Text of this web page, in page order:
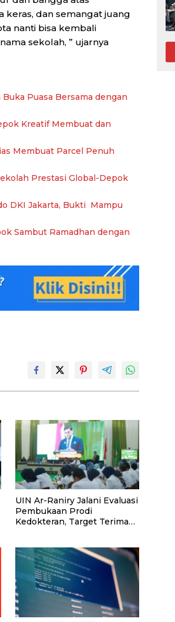
keras, dan semangat juang
nanti bisa kembali
sekolah, ” ujarnya
Puasa Bersama dengan
Kreatif Membuat dan
Membuat Parcel Penuh
Prestasi Global-Depok
DKI Jakarta, Bukti Mampu
Sambut Ramadhan dengan
UIN Ar-Raniry Jalani Evaluasi
Pembukaan Prodi
Kedokteran, Target Terima